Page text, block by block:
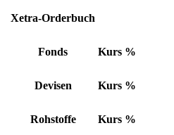
Xetra-Orderbuch
Fonds Kurs %
Devisen Kurs %
Rohstoffe Kurs %